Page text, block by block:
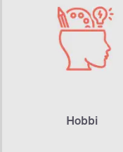
Hobbi